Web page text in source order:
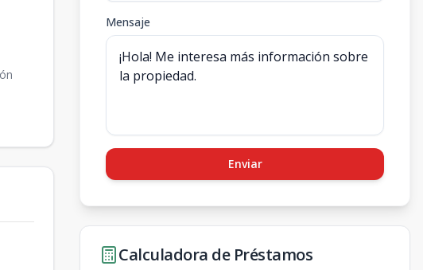
Mensaje
Enviar
Calculadora de Préstamos